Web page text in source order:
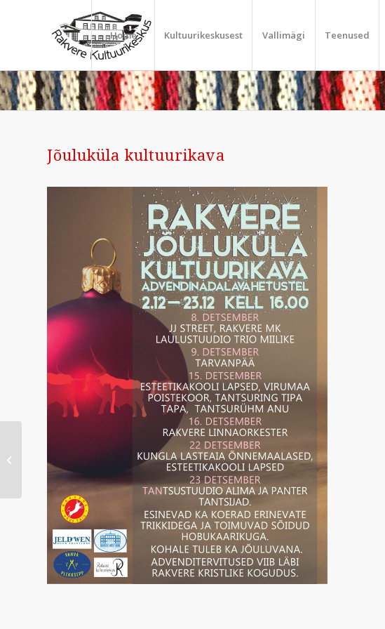
Home Kultuurikeskusest Vallimägi Teenused
Jõuluküla kultuurikava
17.11 Rakveres